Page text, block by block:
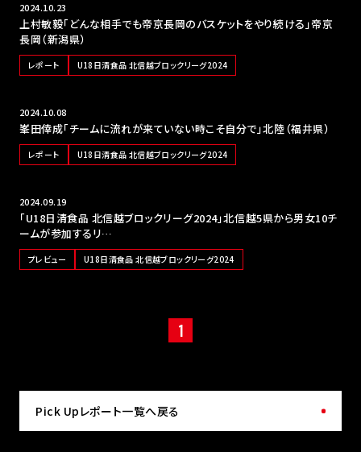
2024.10.23
上村敏毅「どんな相手でも帝京長岡のバスケットをやり続ける」帝京
長岡（新潟県）
レポート U18日清食品 北信越ブロックリーグ2024
2024.10.08
峯田倖成「チームに流れが来ていない時こそ自分で」北陸（福井県）
レポート U18日清食品 北信越ブロックリーグ2024
2024.09.19
「U18日清食品 北信越ブロックリーグ2024」北信越5県から男女10チ
ームが参加するリ…
プレビュー U18日清食品 北信越ブロックリーグ2024
1
Pick Upレポート一覧へ戻る